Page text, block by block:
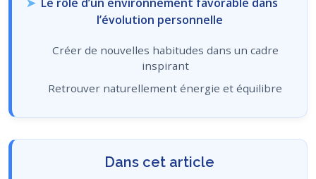
Le rôle d’un environnement favorable dans
l’évolution personnelle
Créer de nouvelles habitudes dans un cadre
inspirant
Retrouver naturellement énergie et équilibre
Dans cet article